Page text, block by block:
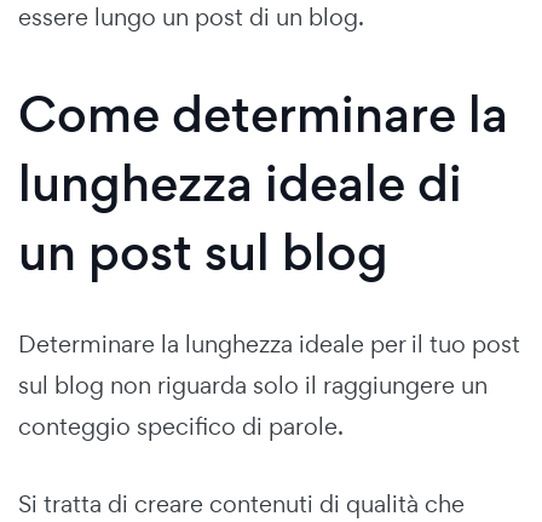
essere lungo un post di un blog.
Come determinare la
lunghezza ideale di
un post sul blog
Determinare la lunghezza ideale per il tuo post
sul blog non riguarda solo il raggiungere un
conteggio specifico di parole.
Si tratta di creare contenuti di qualità che